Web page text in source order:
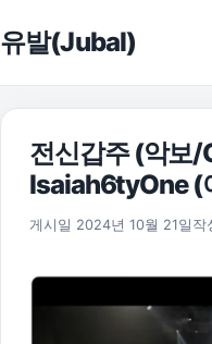
유발(Jubal)
전신갑주 (악보/
Isaiah6tyOne (
게시일 2024년 10월 21일 작